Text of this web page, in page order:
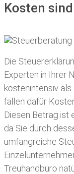
Kosten
Die
Experten in Ihrer
kostenintensiv
fallen dafür
Diesen Betrag ist
da Sie durch
umfangreiche
Treuhandbüro